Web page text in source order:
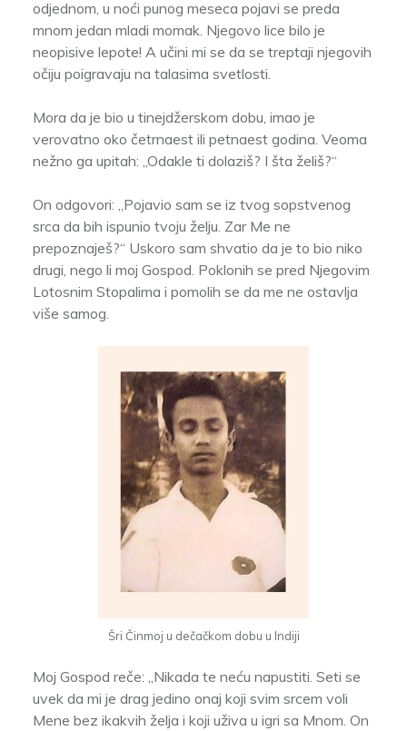
odjednom, u noći punog meseca pojavi se preda
mnom jedan mladi momak. Njegovo lice bilo je
neopisive lepote! A učini mi se da se treptaji njegovih
očiju poigravaju na talasima svetlosti.
Mora da je bio u tinejdžerskom dobu, imao je
verovatno oko četrnaest ili petnaest godina. Veoma
nežno ga upitah: „Odakle ti dolaziš? I šta želiš?“
On odgovori: „Pojavio sam se iz tvog sopstvenog
srca da bih ispunio tvoju želju. Zar Me ne
prepoznaješ?“ Uskoro sam shvatio da je to bio niko
drugi, nego li moj Gospod. Poklonih se pred Njegovim
Lotosnim Stopalima i pomolih se da me ne ostavlja
više samog.
Šri Činmoj u dečačkom dobu u Indiji
Moj Gospod reče: „Nikada te neću napustiti. Seti se
uvek da mi je drag jedino onaj koji svim srcem voli
Mene bez ikakvih želja i koji uživa u igri sa Mnom. On